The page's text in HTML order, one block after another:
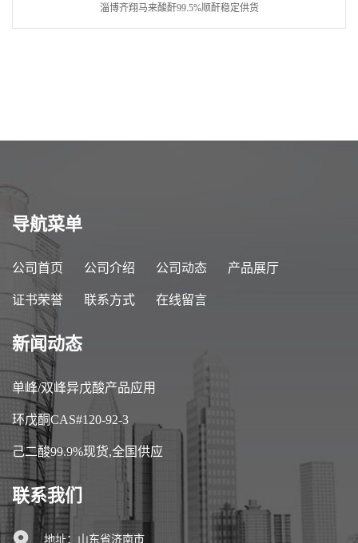
淄博齐翔马来酸酐99.5%顺酐稳定供货
导航菜单
公司首页 公司介绍 公司动态 产品展厅
证书荣誉 联系方式 在线留言
新闻动态
单峰/双峰异戊酸产品应用
环戊酮CAS#120-92-3
己二酸99.9%现货,全国供应
联系我们
地址：山东省济南市